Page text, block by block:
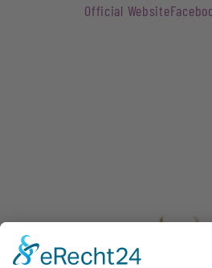
Official Website